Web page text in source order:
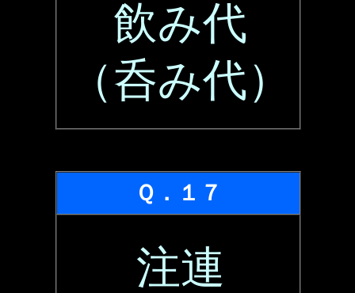
飲み代
（呑み代）
Ｑ．１７
注連